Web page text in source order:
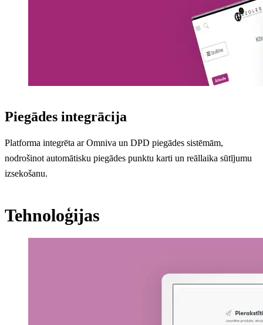
Piegādes integrācija
Platforma integrēta ar Omniva un DPD piegādes sistēmām,
nodrošinot automātisku piegādes punktu karti un reāllaika sūtījumu
izsekošanu.
Tehnoloģijas